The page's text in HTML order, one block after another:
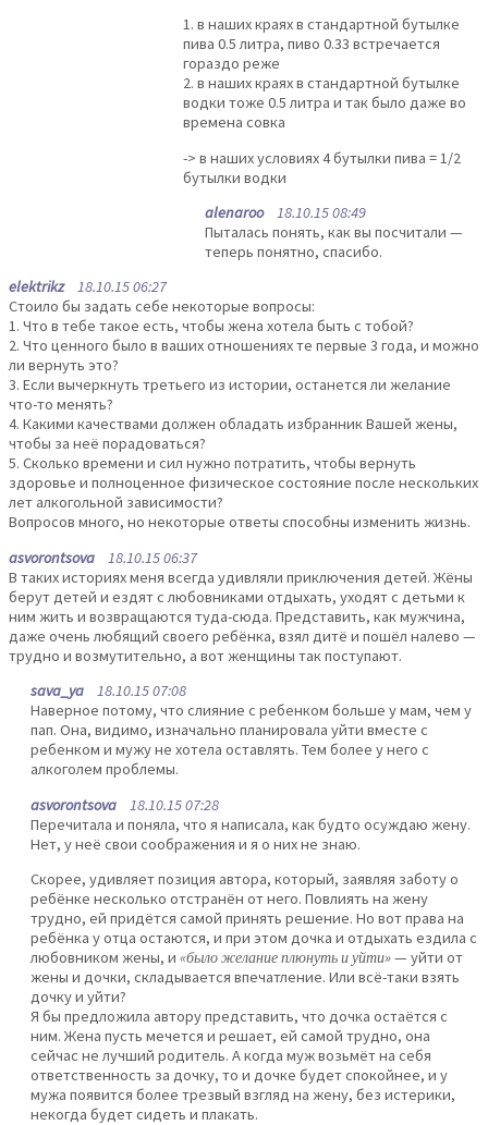
1. в наших краях в стандартной бутылке
пива 0.5 литра, пиво 0.33 встречается
гораздо реже
2. в наших краях в стандартной бутылке
водки тоже 0.5 литра и так было даже во
времена совка
-> в наших условиях 4 бутылки пива = 1/2
бутылки водки
alenaroo18.10.15 08:49
Пыталась понять, как вы посчитали —
теперь понятно, спасибо.
elektrikz18.10.15 06:27
Стоило бы задать себе некоторые вопросы:
1. Что в тебе такое есть, чтобы жена хотела быть с тобой?
2. Что ценного было в ваших отношениях те первые 3 года, и можно
ли вернуть это?
3. Если вычеркнуть третьего из истории, останется ли желание
что-то менять?
4. Какими качествами должен обладать избранник Вашей жены,
чтобы за неё порадоваться?
5. Сколько времени и сил нужно потратить, чтобы вернуть
здоровье и полноценное физическое состояние после нескольких
лет алкогольной зависимости?
Вопросов много, но некоторые ответы способны изменить жизнь.
asvorontsova 18.10.15 06:37
В таких историях меня всегда удивляли приключения детей. Жёны
берут детей и ездят с любовниками отдыхать, уходят с детьми к
ним жить и возвращаются туда-сюда. Представить, как мужчина,
даже очень любящий своего ребёнка, взял дитё и пошёл налево —
трудно и возмутительно, а вот женщины так поступают.
sava_ya 18.10.15 07:08
Наверное потому, что слияние с ребенком больше у мам, чем у
пап. Она, видимо, изначально планировала уйти вместе с
ребенком и мужу не хотела оставлять. Тем более у него с
алкоголем проблемы.
asvorontsova 18.10.15 07:28
Перечитала и поняла, что я написала, как будто осуждаю жену.
Нет, у неё свои соображения и я о них не знаю.
Скорее, удивляет позиция автора, который, заявляя заботу о
ребёнке несколько отстранён от него. Повлиять на жену
трудно, ей придётся самой принять решение. Но вот права на
ребёнка у отца остаются, и при этом дочка и отдыхать ездила с
любовником жены, и «было желание плюнуть и уйти»— уйти от
жены и дочки, складывается впечатление. Или всё-таки взять
дочку и уйти?
Я бы предложила автору представить, что дочка остаётся с
ним. Жена пусть мечется и решает, ей самой трудно, она
сейчас не лучший родитель. А когда муж возьмёт на себя
ответственность за дочку, то и дочке будет спокойнее, и у
мужа появится более трезвый взгляд на жену, без истерики,
некогда будет сидеть и плакать.